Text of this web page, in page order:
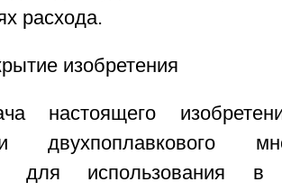
расхода.
изобретения
настоящего
двухпоплавкового
для использования в